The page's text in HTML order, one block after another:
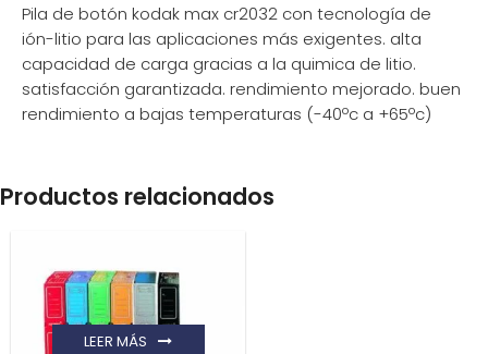
Pila de botón kodak max cr2032 con tecnología de
ión-litio para las aplicaciones más exigentes. alta
capacidad de carga gracias a la quimica de litio.
satisfacción garantizada. rendimiento mejorado. buen
rendimiento a bajas temperaturas (-40ºc a +65ºc)
Productos relacionados
LEER MÁS